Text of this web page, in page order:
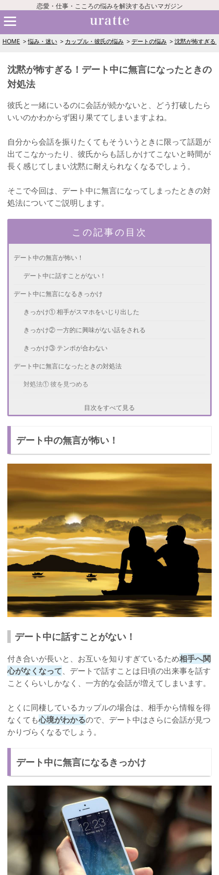
恋愛・仕事・こころの悩みを解決する占いマガジン
HOME 悩み・迷い カップル・彼氏の悩み デートの悩み 沈黙が怖すぎる
沈黙が怖すぎる！デート中に無言になったときの
対処法
彼氏と一緒にいるのに会話が続かないと、どう打破したら
いいのかわからず困り果ててしまいますよね。
自分から会話を振りたくてもそういうときに限って話題が
出てこなかったり、彼氏からも話しかけてこないと時間が
長く感じてしまい沈黙に耐えられなくなるでしょう。
そこで今回は、デート中に無言になってしまったときの対
処法についてご説明します。
この記事の目次
デート中の無言が怖い！
デート中に話すことがない！
デート中に無言になるきっかけ
きっかけ① 相手がスマホをいじり出した
きっかけ② 一方的に興味がない話をされる
きっかけ③ テンポが合わない
デート中に無言になったときの対処法
対処法① 彼を見つめる
会話を長続きさせる方法
方法① 話すより聞く姿勢を持つ
方法② 時事ネタを用意する
無言の恐怖感を乗り越えていこう！
無言を心地いいと感じよう！
目次をすべて見る
デート中の無言が怖い！
デート中に話すことがない！
付き合いが長いと、お互いを知りすぎているため相手へ関
心がなくなって、デートで話すことは日頃の出来事を話す
ことくらいしかなく、一方的な会話が増えてしまいます。
とくに同棲しているカップルの場合は、相手から情報を得
なくても心境がわかるので、デート中はさらに会話が見つ
かりづらくなるでしょう。
デート中に無言になるきっかけ